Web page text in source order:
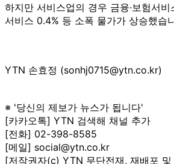
하지만 서비스업의 경우 금융·보험서비
서비스 0.4% 등 소폭 물가가 상승했습
YTN 손효정 (sonhj0715@ytn.co.kr)
※ '당신의 제보가 뉴스가 됩니다'
[카카오톡] YTN 검색해 채널 추가
[전화] 02-398-8585
[메일] social@ytn.co.kr
[저작권자(c) YTN 무단전재, 재배포